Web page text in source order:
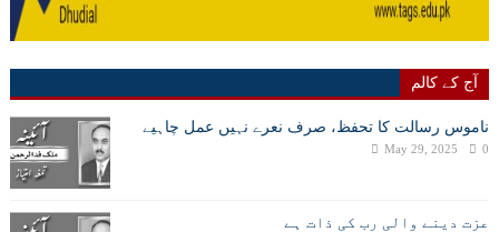
آج کے کالم
ناموس رسالت کا تحفظ، صرف نعرے نہیں عمل چاہیے
May 29, 2025 0
عزت دینے والی رب کی ذات ہے